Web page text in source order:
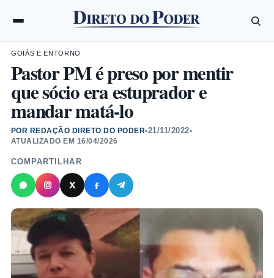
GOIÁS E ENTORNO
Pastor PM é preso por mentir
que sócio era estuprador e
mandar matá-lo
POR REDAÇÃO DIRETO DO PODER•21/11/2022•
ATUALIZADO EM 16/04/2026
COMPARTILHAR